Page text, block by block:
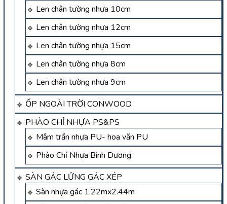
Len chân tường nhựa 10cm
Len chân tường nhựa 12cm
Len chân tường nhựa 15cm
Len chân tường nhựa 8cm
Len chân tường nhựa 9cm
ỐP NGOÀI TRỜI CONWOOD
PHÀO CHỈ NHỰA PS&PS
Mâm trần nhựa PU- hoa văn PU
Phào Chỉ Nhựa Bình Dương
SÀN GÁC LỬNG GÁC XÉP
Sàn nhựa gác 1.22mx2.44m